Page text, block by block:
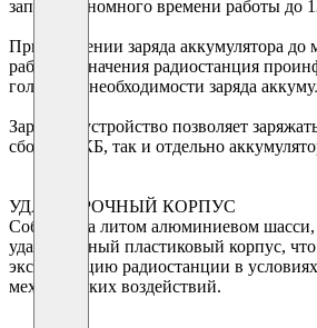
запас автономного времени работы до
При снижении заряда аккумулятора до
рабочего значения радиостанция
голосом о необходимости заряда
Зарядное устройство позволяет
сборе с АКБ, так и отдельно
УДАРОПРОЧНЫЙ КОРПУС
Собрана на литом алюминиевом
ударопрочный пластиковый корпус,
эксплуатацию радиостанции в
механических воздействий.